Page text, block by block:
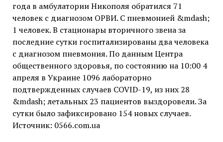
года в амбулатории Никополя обратился 71
человек с диагнозом ОРВИ. С пневмонией &mdash;
1 человек. В стационары вторичного звена за
последние сутки госпитализированы два человека
с диагнозом пневмония. По данным Центра
общественного здоровья, по состоянию на 10:00 4
апреля в Украине 1096 лабораторно
подтвержденных случаев COVID-19, из них 28
&mdash; летальных 23 пациентов выздоровели. За
сутки было зафиксировано 154 новых случаев.
Источник: 0566.com.ua